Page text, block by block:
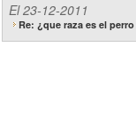
El 23-12-2011
Re: ¿que raza es el